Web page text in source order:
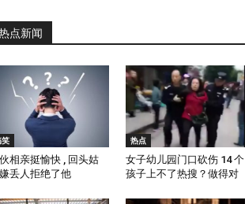
点新闻
相亲挺愉快 , 回头姑
丢人拒绝了他
热点
女子幼儿园门口砍伤 14 个
孩子上不了热搜？做得对